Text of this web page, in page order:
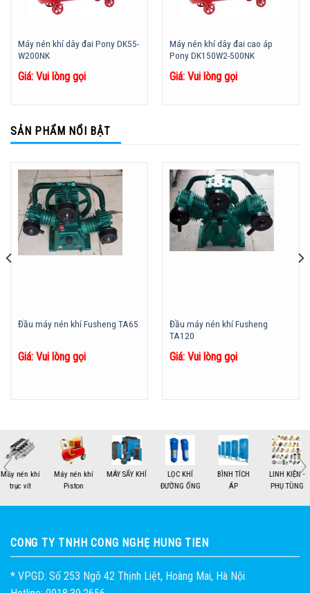
Máy nén khí dây đai Pony DK55-
W200NK
Giá: Vui lòng gọi
Máy nén khí dây đai cao áp
Pony DK150W2-500NK
Giá: Vui lòng gọi
SẢN PHẨM NỔI BẬT
Đầu máy nén khí Fusheng TA65
Giá: Vui lòng gọi
Đầu máy nén khí Fusheng
TA120
Giá: Vui lòng gọi
MÁY SẤY KHÍ
LỌC KHÍ
ĐƯỜNG ỐNG
BÌNH TÍCH
LINH KIỆN -
PHỤ TÙNG
THIẾT BỊ - KHÍ
NÉN
HỎI ĐÁP
CÔNG TY TNHH CÔNG NGHỆ HÙNG TIẾN
* VPGD: Số 253 Ngõ 42 Thịnh Liệt, Hoàng Mai, Hà Nội.